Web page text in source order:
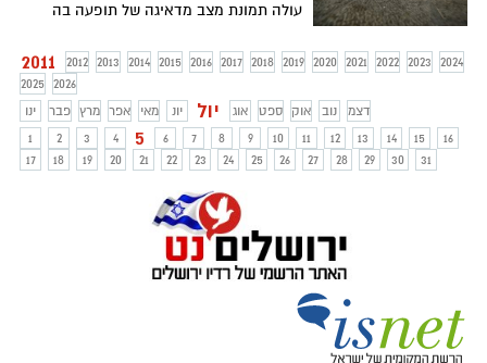
עולה תמונת מצב מדאיגה של תופעה בה
בצמתים, ללא תנאים בסיסיים ולעיתים אף
תוך סיכון חייהם. במחלקה לקידום נוער
בעיריית ירושלים מנהלים פרויקטים למיגור
התופעה, אך נתקלים באטימות ובאוזלת יד
מצד רשויות המדינה
2011 2012 2013 2014 2015 2016 2017 2018 2019 2020 2021 2022 2023
2024
2025
2026
ינו
פבר מרץ אפר מאי יונ יול אוג ספט אוק נוב
דצמ
1
2 3 4 5 6 7 8 9 10 11 12 13 14 15
16
17
18 19 20 21 22 23 24 25 26 27 28 29 30 31